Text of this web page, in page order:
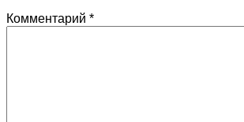
Комментарий *